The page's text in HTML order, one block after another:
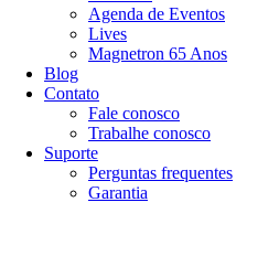
Agenda de Eventos
Lives
Magnetron 65 Anos
Blog
Contato
Fale conosco
Trabalhe conosco
Suporte
Perguntas frequentes
Garantia